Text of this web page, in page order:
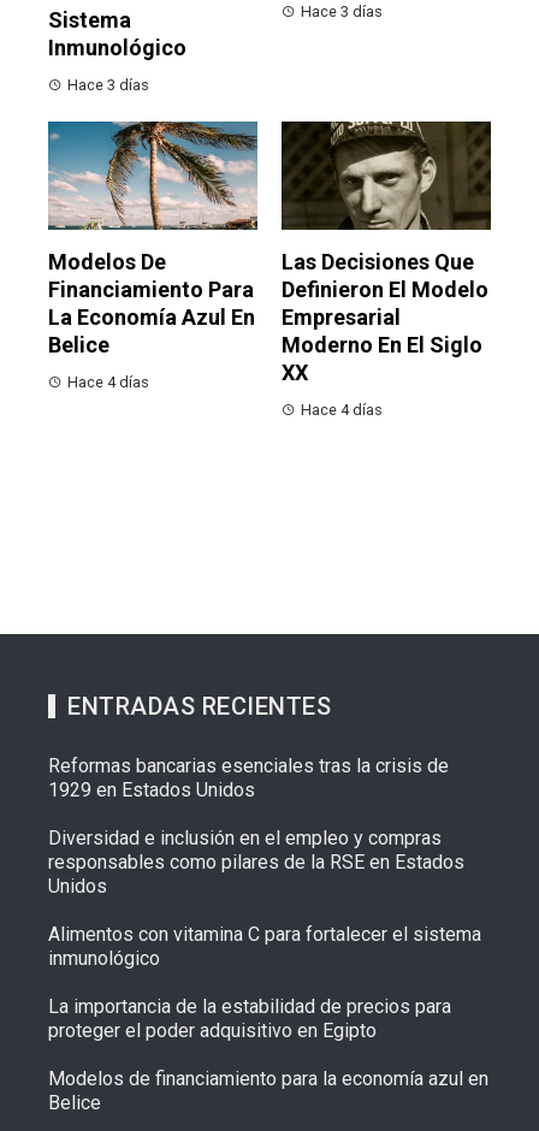
Sistema
Inmunológico
Hace 3 días
Hace 3 días
Modelos De
Financiamiento Para
La Economía Azul En
Belice
Hace 4 días
Las Decisiones Que
Definieron El Modelo
Empresarial
Moderno En El Siglo
XX
Hace 4 días
ENTRADAS RECIENTES
Reformas bancarias esenciales tras la crisis de
1929 en Estados Unidos
Diversidad e inclusión en el empleo y compras
responsables como pilares de la RSE en Estados
Unidos
Alimentos con vitamina C para fortalecer el sistema
inmunológico
La importancia de la estabilidad de precios para
proteger el poder adquisitivo en Egipto
Modelos de financiamiento para la economía azul en
Belice